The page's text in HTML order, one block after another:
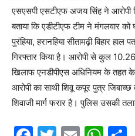
एसएसपी एसटीएफ अजय सिंह ने आरोपी
बताया कि एडीटीएफ टीम ने मंगलवार को
पुरंहिया, हरानहिया सीतामढ़ी बिहार हाल
गिरफ्तार किया है। आरोपी से कुल
खिलाफ एनडीपीएस अधिनियम के तहत
आरोपी का साथी शिवू कपूर पुत्र
शिवाजी मार्ग फरार है। पुलिस उसकी